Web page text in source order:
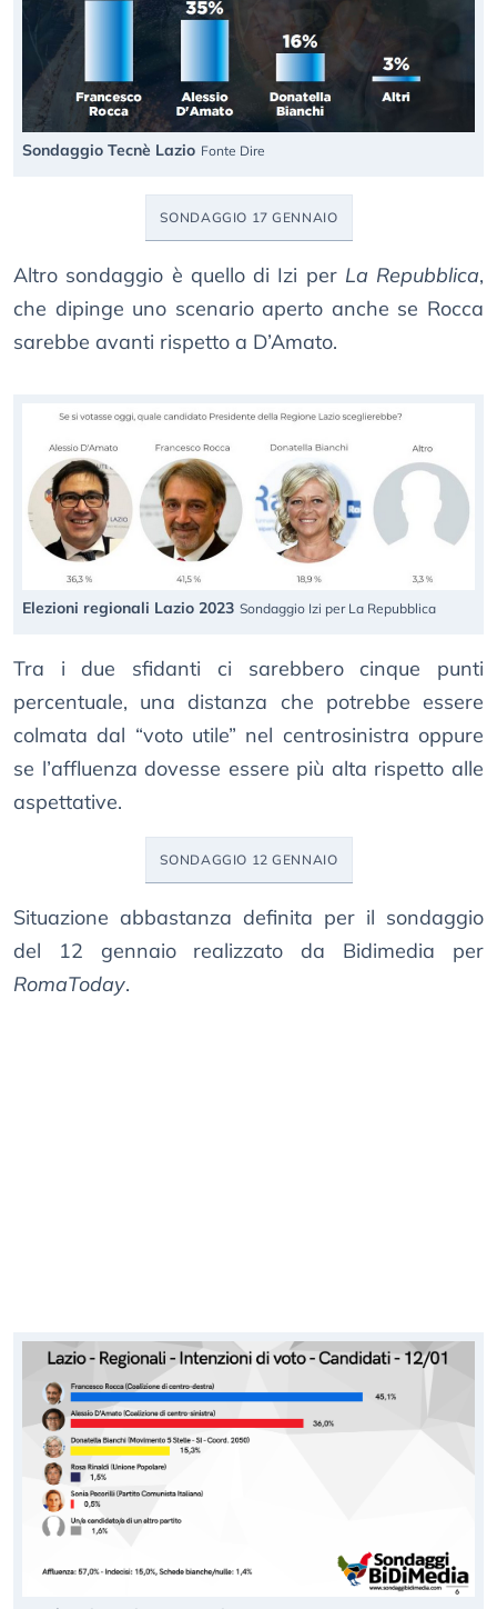
Sondaggio Tecnè Lazio Fonte Dire
SONDAGGIO 17 GENNAIO
Altro sondaggio è quello di Izi per La Repubblica,
che dipinge uno scenario aperto anche se Rocca
sarebbe avanti rispetto a D’Amato.
Elezioni regionali Lazio 2023 Sondaggio Izi per La Repubblica
Tra i due sfidanti ci sarebbero cinque punti
percentuale, una distanza che potrebbe essere
colmata dal “voto utile” nel centrosinistra oppure
se l’affluenza dovesse essere più alta rispetto alle
aspettative.
SONDAGGIO 12 GENNAIO
Situazione abbastanza definita per il sondaggio
del 12 gennaio realizzato da Bidimedia per
RomaToday.